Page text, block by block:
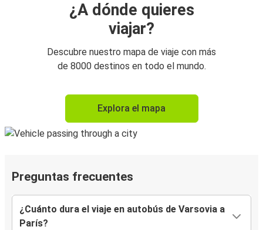
¿A dónde quieres
viajar?
Descubre nuestro mapa de viaje con más
de 8000 destinos en todo el mundo.
Explora el mapa
Preguntas frecuentes
¿Cuánto dura el viaje en autobús de Varsovia a
París?